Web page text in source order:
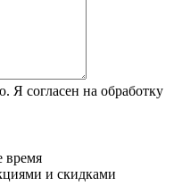
Я согласен на обработку
время
и скидками